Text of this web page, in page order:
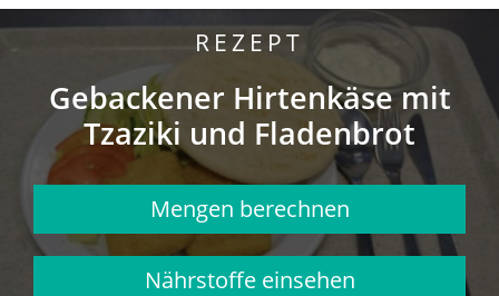
REZEPT
Gebackener Hirtenkäse mit
Tzaziki und Fladenbrot
Mengen berechnen
Nährstoffe einsehen